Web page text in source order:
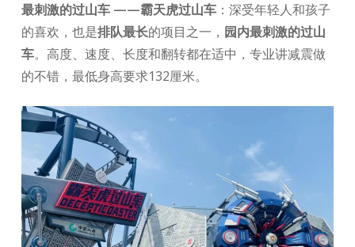
最刺激的过山车 ——霸天虎过山车：深受年轻人和孩子
的喜欢，也是排队最长的项目之一， 园内最刺激的过山
车。高度、速度、长度和翻转都在适中，专业讲减震做
的不错，最低身高要求132厘米。